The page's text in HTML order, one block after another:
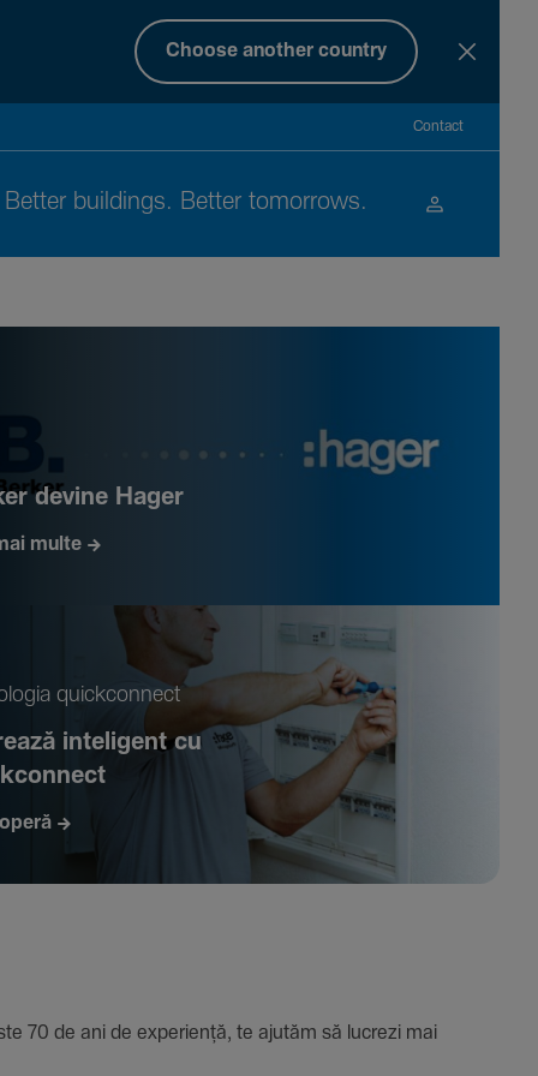
Choose another country
Contact
Better buil­dings. Better tomor­rows.
devine Hager
multe
quickconnect
inte­li­gent cu
de ani de expe­riență, te ajutăm să lucrezi mai